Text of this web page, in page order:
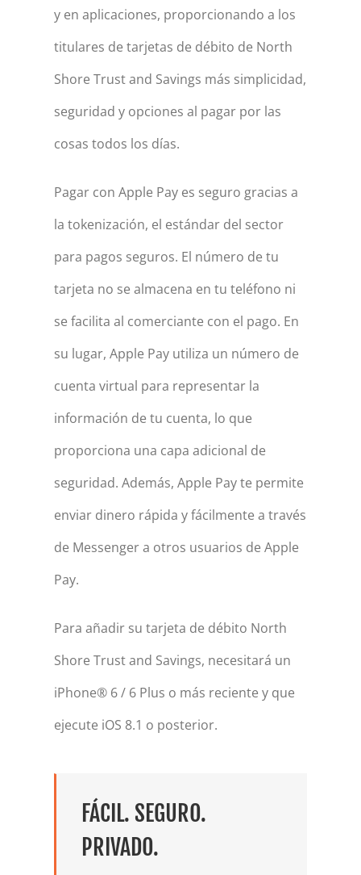
y en aplicaciones, proporcionando a los
titulares de tarjetas de débito de North
Shore Trust and Savings más simplicidad,
seguridad y opciones al pagar por las
cosas todos los días.
Pagar con Apple Pay es seguro gracias a
la tokenización, el estándar del sector
para pagos seguros. El número de tu
tarjeta no se almacena en tu teléfono ni
se facilita al comerciante con el pago. En
su lugar, Apple Pay utiliza un número de
cuenta virtual para representar la
información de tu cuenta, lo que
proporciona una capa adicional de
seguridad. Además, Apple Pay te permite
enviar dinero rápida y fácilmente a través
de Messenger a otros usuarios de Apple
Pay.
Para añadir su tarjeta de débito North
Shore Trust and Savings, necesitará un
iPhone® 6 / 6 Plus o más reciente y que
ejecute iOS 8.1 o posterior.
FÁCIL. SEGURO.
PRIVADO.